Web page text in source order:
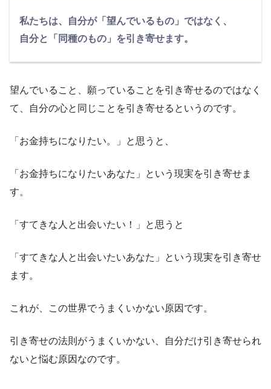
私たちは、自分が「望んでいるもの」ではなく、
自分と「同種のもの」を引き寄せます。
望んでいること、願っていることを引き寄せるのではなく
て、自分の心と同じことを引き寄せるというのです。
「お金持ちになりたい。」と思うと、
「お金持ちになりたいあなた」という現実を引き寄せま
す。
「すてきな人と出会いたい！」と思うと
「すてきな人と出会いたいあなた」という現実を引き寄せ
ます。
これが、この世界でうまくいかない原因です。
引き寄せの法則がうまくいかない、自分だけ引き寄せられ
ないと悩む原因なのです。